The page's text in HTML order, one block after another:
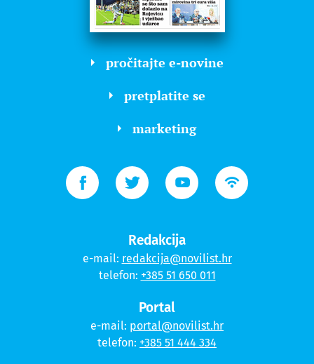
pročitajte e-novine
pretplatite se
marketing
Redakcija
e-mail: redakcija@novilist.hr
telefon: +385 51 650 011
Portal
e-mail: portal@novilist.hr
telefon: +385 51 444 334